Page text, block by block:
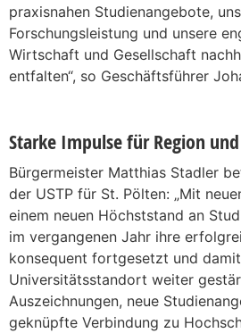
praxisnahen Studienangebote,
Forschungsleistung und unsere
Wirtschaft und Gesellschaft
entfalten“, so Geschäftsführer
Starke Impulse für Region
Bürgermeister Matthias Stadler
der USTP für St. Pölten: „Mit
einem neuen Höchststand an
im vergangenen Jahr ihre
konsequent fortgesetzt und
Universitätsstandort weiter
Auszeichnungen, neue
geknüpfte Verbindung zu